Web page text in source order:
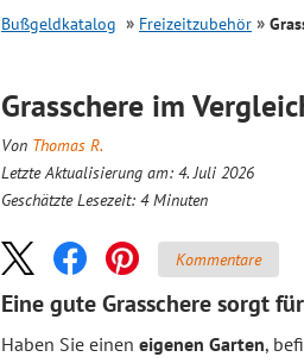
Bußgeldkatalog Freizeitzubehör
Grasschere im
Von Thomas R.
Letzte Aktualisierung am: 4. Juli 2026
Geschätzte Lesezeit: 4 Minuten
Kommentare
Eine gute Grasschere sorgt
Haben Sie einen eigenen Garten,